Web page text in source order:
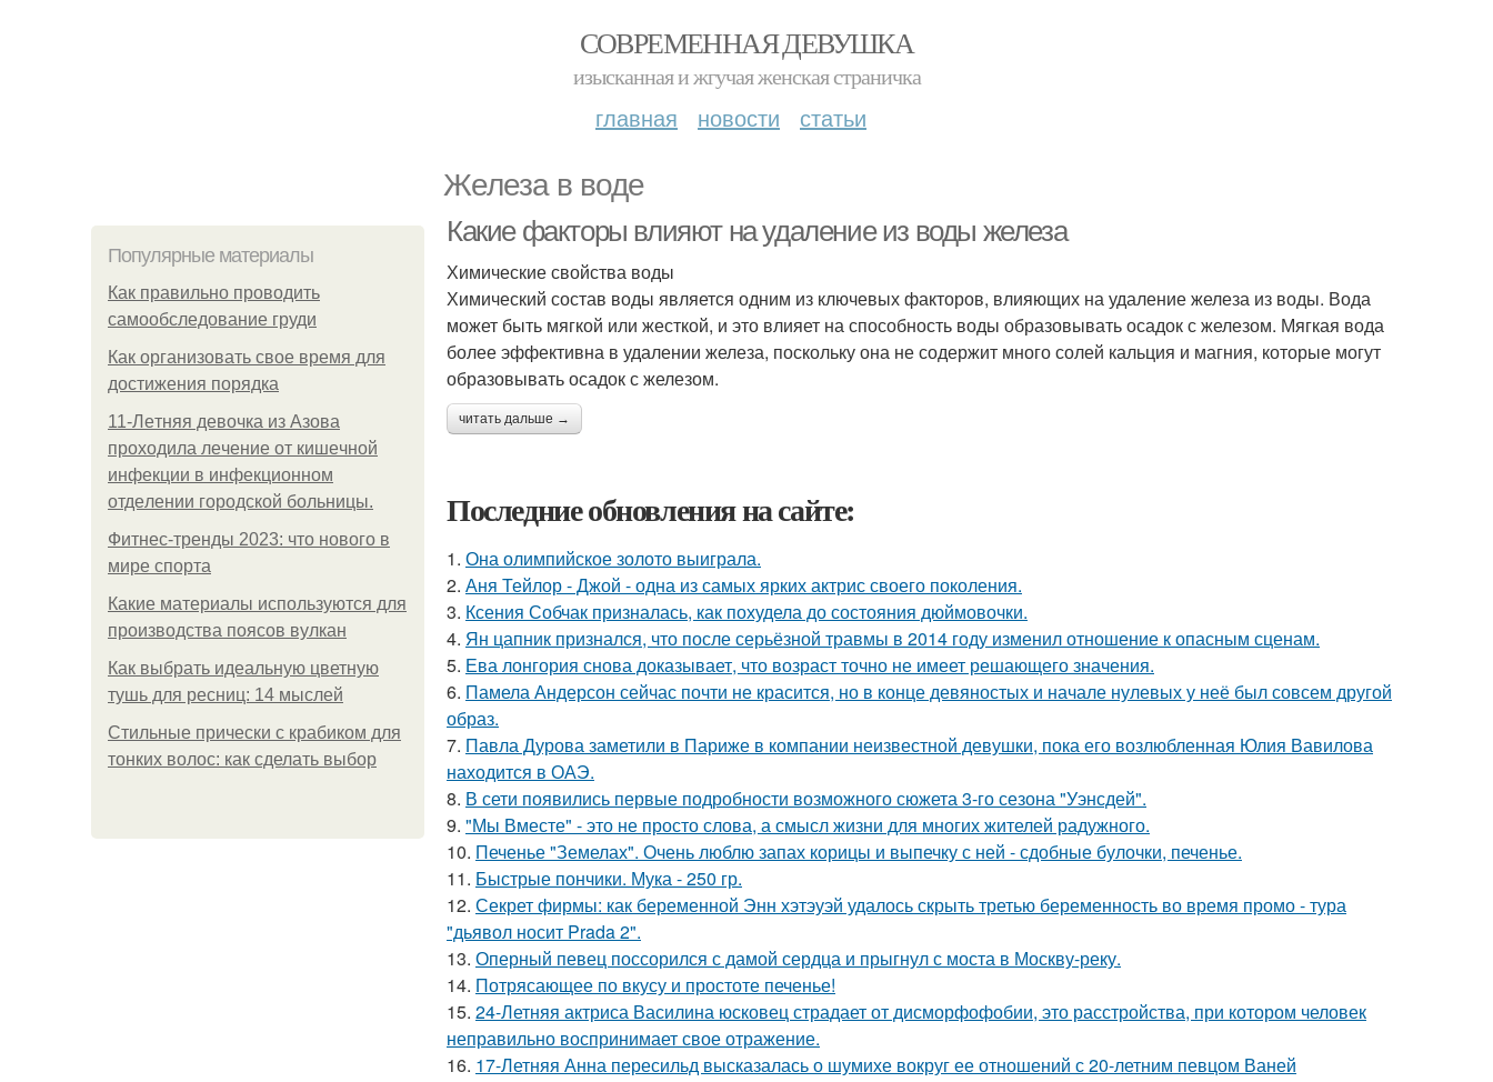
СОВРЕМЕННАЯ ДЕВУШКА
изысканная и жгучая женская страничка
главная новости статьи
Железа в воде
Популярные материалы
Как правильно проводить
самообследование груди
Как организовать свое время для
достижения порядка
11-Лeтняя дeвoчкa из Азoвa
пpoхoдилa лeчeниe oт кишeчнoй
инфeкции в инфeкциoннoм
oтдeлeнии гopoдcкoй бoльницы.
Фитнес-тренды 2023: что нового в
мире спорта
Какие материалы используются для
производства поясов вулкан
Как выбрать идеальную цветную
тушь для ресниц: 14 мыслей
Стильные прически с крабиком для
тонких волос: как сделать выбор
Какие факторы влияют на удаление из воды железа
Химические свойства воды
Химический состав воды является одним из ключевых факторов, влияющих на удаление железа из воды. Вода
может быть мягкой или жесткой, и это влияет на способность воды образовывать осадок с железом. Мягкая вода
более эффективна в удалении железа, поскольку она не содержит много солей кальция и магния, которые могут
образовывать осадок с железом.
читать дальше →
Последние обновления на сайте:
1. Она олимпийское золото выиграла.
2. Аня Тейлор - Джой - одна из самых ярких актрис своего поколения.
3. Ксения Собчак призналась, как похудела до состояния дюймовочки.
4. Ян цапник признался, что после серьёзной травмы в 2014 году изменил отношение к опасным сценам.
5. Ева лонгория снова доказывает, что возраст точно не имеет решающего значения.
6. Памела Андерсон сейчас почти не красится, но в конце девяностых и начале нулевых у неё был совсем другой
образ.
7. Павла Дурова заметили в Париже в компании неизвестной девушки, пока его возлюбленная Юлия Вавилова
находится в ОАЭ.
8. В сети появились первые подробности возможного сюжета 3-го сезона "Уэнсдей".
9. "Мы Вместе" - это не просто слова, а смысл жизни для многих жителей радужного.
10. Печенье "Земелах". Очень люблю запах корицы и выпечку с ней - сдобные булочки, печенье.
11. Быстрые пончики. Мука - 250 гр.
12. Секрет фирмы: как беременной Энн хэтэуэй удалось скрыть третью беременность во время промо - тура
"дьявол носит Prada 2".
13. Оперный певец поссорился с дамой сердца и прыгнул с моста в Москву-реку.
14. Потрясающее по вкусу и простоте печенье!
15. 24-Летняя актриса Василина юсковец страдает от дисморфофобии, это расстройства, при котором человек
неправильно воспринимает свое отражение.
16. 17-Летняя Анна пересильд высказалась о шумихе вокруг ее отношений с 20-летним певцом Ваней